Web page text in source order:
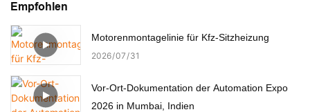
Empfohlen
Motorenmontagelinie für Kfz-Sitzheizung
2026 07 31
Vor-Ort-Dokumentation der Automation Expo
2026 in Mumbai, Indien